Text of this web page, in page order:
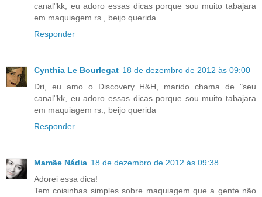
canal"kk, eu adoro essas dicas porque sou muito tabajara
em maquiagem rs., beijo querida
Responder
Cynthia Le Bourlegat 18 de dezembro de 2012 às 09:00
Dri, eu amo o Discovery H&H, marido chama de "seu
canal"kk, eu adoro essas dicas porque sou muito tabajara
em maquiagem rs., beijo querida
Responder
Mamãe Nádia 18 de dezembro de 2012 às 09:38
Adorei essa dica!
Tem coisinhas simples sobre maquiagem que a gente não